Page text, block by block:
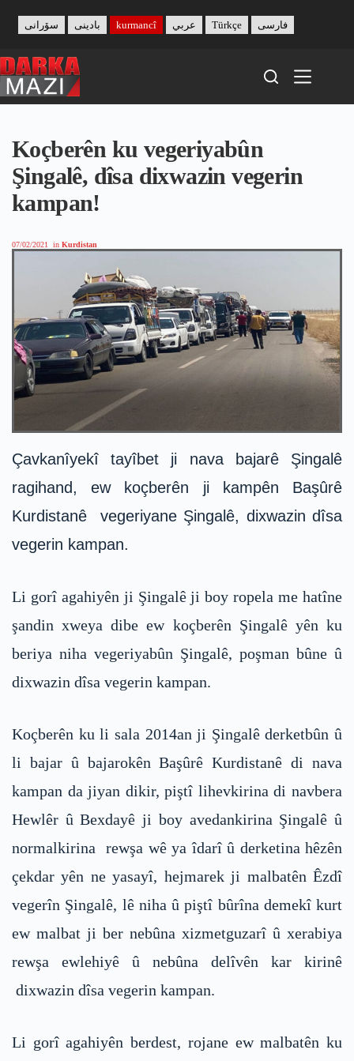
content
بادینی سۆرانی kurmancî عربي Türkçe فارسی
Koçberên ku vegeriyabûn
Şingalê, dîsa dixwazin vegerin
kampan!
07/02/2021 in Kurdistan
Çavkanîyekî tayîbet ji nava bajarê Şingalê
ragihand, ew koçberên ji kampên Başûrê
Kurdistanê vegeriyane Şingalê, dixwazin dîsa
vegerin kampan.
Li gorî agahiyên ji Şingalê ji boy ropela me hatîne
şandin xweya dibe ew koçberên Şingalê yên ku
beriya niha vegeriyabûn Şingalê, poşman bûne û
dixwazin dîsa vegerin kampan.
Koçberên ku li sala 2014an ji Şingalê derketbûn û
li bajar û bajarokên Başûrê Kurdistanê di nava
kampan da jiyan dikir, piştî lihevkirina di navbera
Hewlêr û Bexdayê ji boy avedankirina Şingalê û
normalkirina rewşa wê ya îdarî û derketina hêzên
çekdar yên ne yasayî, hejmarek ji malbatên Êzdî
vegerîn Şingalê, lê niha û piştî bûrîna demekî kurt
ew malbat ji ber nebûna xizmetguzarî û xerabiya
rewşa ewlehiyê û nebûna delîvên kar kirinê
dixwazin dîsa vegerin kampan.
Li gorî agahiyên berdest, rojane ew malbatên ku